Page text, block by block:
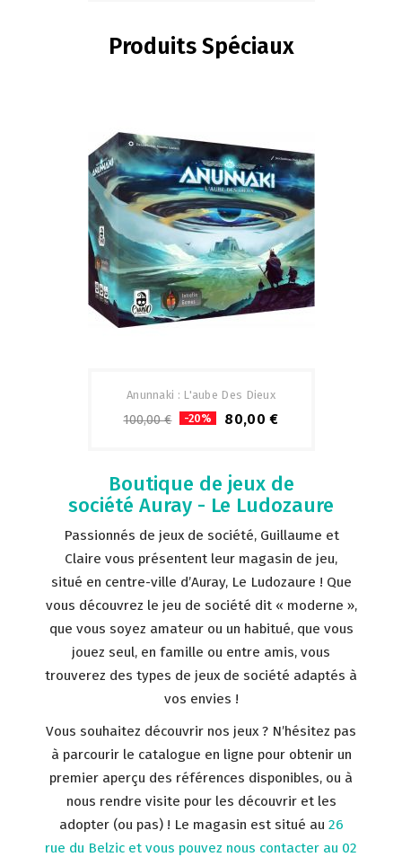
Produits Spéciaux
Anunnaki : L'aube Des Dieux
100,00 € -20% 80,00 €
Boutique de jeux de
société Auray - Le Ludozaure
Passionnés de jeux de société, Guillaume et
Claire vous présentent leur magasin de jeu,
situé en centre-ville d’Auray, Le Ludozaure ! Que
vous découvrez le jeu de société dit « moderne »,
que vous soyez amateur ou un habitué, que vous
jouez seul, en famille ou entre amis, vous
trouverez des types de jeux de société adaptés à
vos envies !
Vous souhaitez découvrir nos jeux ? N’hésitez pas
à parcourir le catalogue en ligne pour obtenir un
premier aperçu des références disponibles, ou à
nous rendre visite pour les découvrir et les
adopter (ou pas) ! Le magasin est situé au 26
rue du Belzic et vous pouvez nous contacter au 02